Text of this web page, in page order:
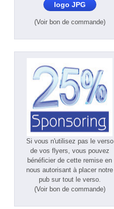
logo JPG
(Voir bon de commande)
Si vous n'utilisez pas le verso
de vos flyers, vous pouvez
bénéficier de cette remise en
nous autorisant à placer notre
pub sur tout le verso.
(Voir bon de commande)